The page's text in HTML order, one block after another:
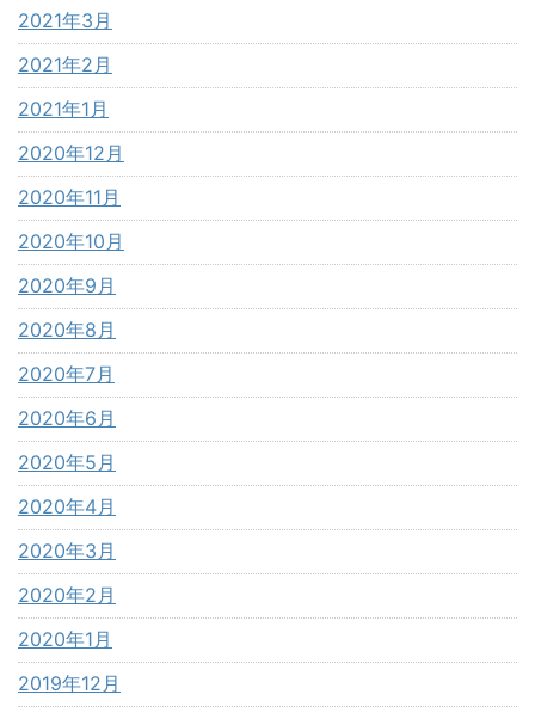
2021年3月
2021年2月
2021年1月
2020年12月
2020年11月
2020年10月
2020年9月
2020年8月
2020年7月
2020年6月
2020年5月
2020年4月
2020年3月
2020年2月
2020年1月
2019年12月